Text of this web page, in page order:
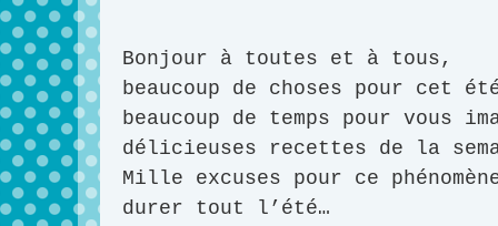
Bonjour à toutes et à tous,
beaucoup de choses pour cet
beaucoup de temps pour vous
délicieuses recettes de la
Mille excuses pour ce
durer tout l’été…